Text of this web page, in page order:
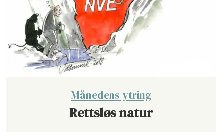
Månedens ytring
Rettsløs natur